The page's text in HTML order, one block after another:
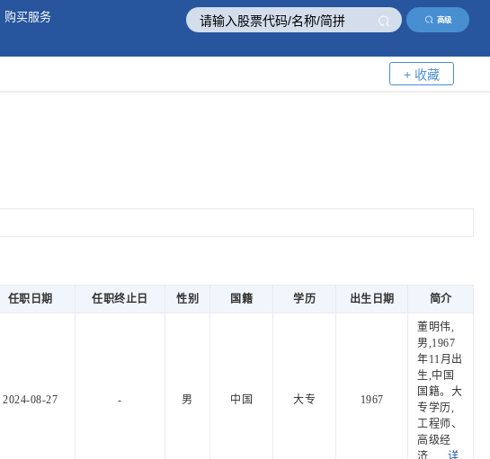
高级
购买服务
+ 收藏
任职日期 任职终止日 性别 国籍 学历 出生日期 简介
2024-08-27 - 男 中国 大专 1967
董明伟,
男,1967
年11月出
生,中国
国籍。大
专学历,
工程师、
高级经
济......详